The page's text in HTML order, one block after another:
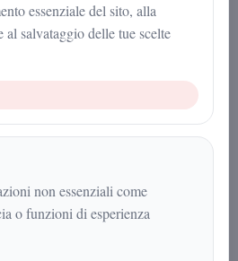
essenziale del sito, alla
al salvataggio delle tue scelte
non essenziali come
o funzioni di esperienza